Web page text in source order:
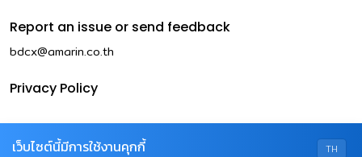
Report an issue or send feedback
bdcx@amarin.co.th
Privacy Policy
TH
เว็บไซต์นี้มีการใช้งานคุกกี้